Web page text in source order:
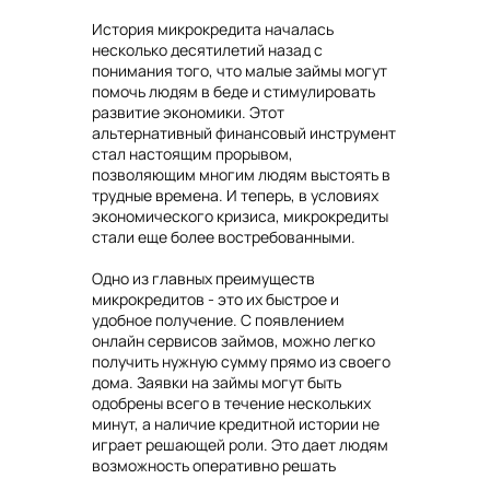
История микрокредита началась
несколько десятилетий назад с
понимания того, что малые займы могут
помочь людям в беде и стимулировать
развитие экономики. Этот
альтернативный финансовый инструмент
стал настоящим прорывом,
позволяющим многим людям выстоять в
трудные времена. И теперь, в условиях
экономического кризиса, микрокредиты
стали еще более востребованными.
Одно из главных преимуществ
микрокредитов - это их быстрое и
удобное получение. С появлением
онлайн сервисов займов, можно легко
получить нужную сумму прямо из своего
дома. Заявки на займы могут быть
одобрены всего в течение нескольких
минут, а наличие кредитной истории не
играет решающей роли. Это дает людям
возможность оперативно решать